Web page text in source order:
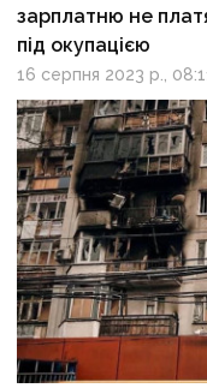
зарплатню не
під окупацією
16 серпня 2023 р.,